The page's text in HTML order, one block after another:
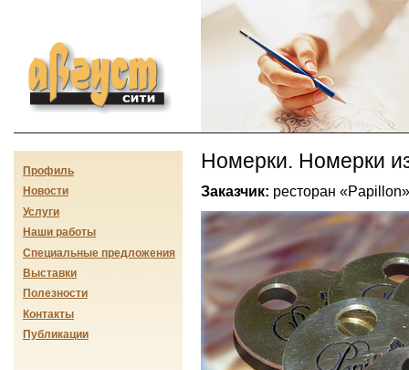
Август-сити
Номерки. Номерки
Заказчик: ресторан
Профиль
Новости
Услуги
Наши работы
Специальные предложения
Выставки
Полезности
Контакты
Публикации